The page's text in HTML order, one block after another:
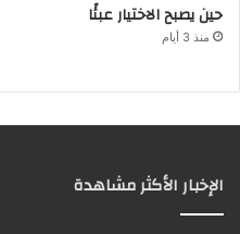
حين يصبح الاختيار عبئًا
منذ 3 أيام
الإخبار الأكثر مشاهدة